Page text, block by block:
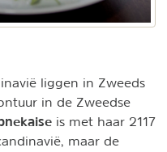
liggen in Zweeds
in de Zweedse
is met haar 2117
maar de